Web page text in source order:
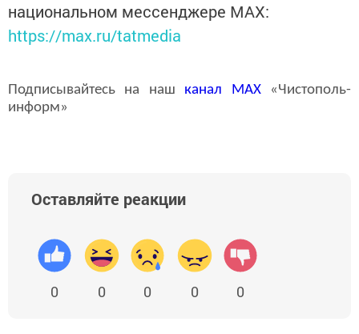
национальном мессенджере MАХ:
https://max.ru/tatmedia
Подписывайтесь на наш канал MAX«Чистополь-
информ»
Оставляйте реакции
0 0 0 0 0